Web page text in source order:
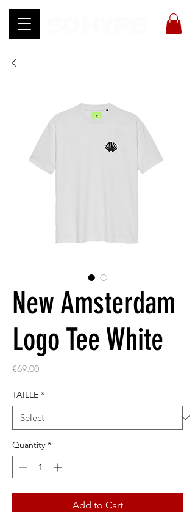
New Amsterdam
Logo Tee White
€69.00Price
TAILLE *
Quantity *
Add to Cart